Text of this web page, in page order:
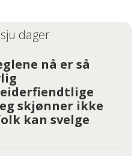
dager
nå er så
skjønner ikke
kan svelge